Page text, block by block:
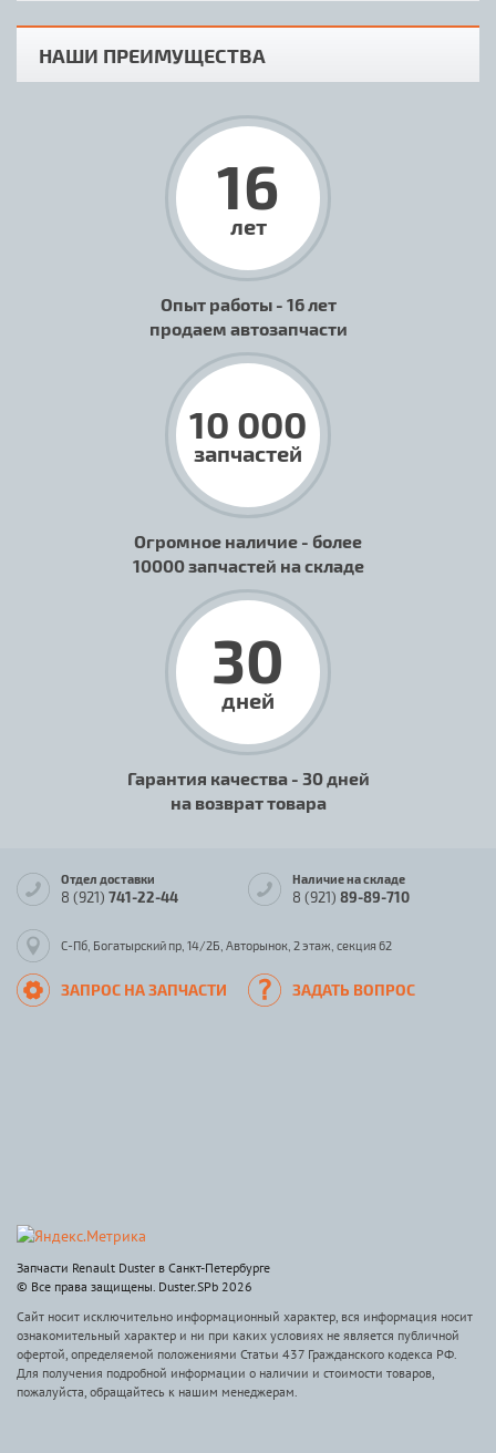
НАШИ ПРЕИМУЩЕСТВА
16
лет
Опыт работы - 16 лет
продаем автозапчасти
10 000
запчастей
Огромное наличие - более
10000 запчастей на складе
30
дней
Гарантия качества - 30 дней
на возврат товара
Отдел доставки
8 (921) 741-22-44
Наличие на складе
8 (921) 89-89-710
С-Пб, Богатырский пр, 14/2Б, Авторынок, 2 этаж, секция 62
ЗАПРОС НА ЗАПЧАСТИ ЗАДАТЬ ВОПРОС
Запчасти Renault Duster в Санкт-Петербурге
© Все права защищены. Duster.SPb 2026
Сайт носит исключительно информационный характер, вся информация носит
ознакомительный характер и ни при каких условиях не является публичной
офертой, определяемой положениями Статьи 437 Гражданского кодекса РФ.
Для получения подробной информации о наличии и стоимости товаров,
пожалуйста, обращайтесь к нашим менеджерам.